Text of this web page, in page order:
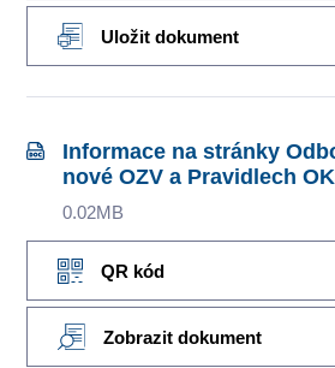
Uložit dokument
Informace na stránky
nové OZV a Pravidlech
0.02MB
QR kód
Zobrazit dokument